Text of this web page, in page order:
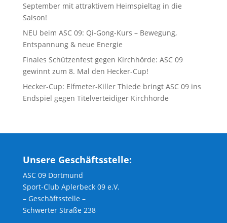
September mit attraktivem Heimspieltag in die
Saison!
NEU beim ASC 09: Qi-Gong-Kurs – Bewegung,
Entspannung & neue Energie
Finales Schützenfest gegen Kirchhörde: ASC 09
gewinnt zum 8. Mal den Hecker-Cup!
Hecker-Cup: Elfmeter-Killer Thiede bringt ASC 09 ins
Endspiel gegen Titelverteidiger Kirchhörde
Unsere Geschäftsstelle:
ASC 09 Dortmund
Sport-Club Aplerbeck 09 e.V.
– Geschäftsstelle –
Schwerter Straße 238